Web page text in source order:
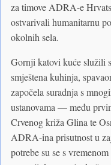
za timove ADRA-e
ostvarivali humanitarnu
okolnih sela.
Gornji katovi kuće služili
smještena kuhinja,
započela suradnja s
ustanovama — među
Crvenog križa Glina te
ADRA-ina prisutnost u
potrebe su se s